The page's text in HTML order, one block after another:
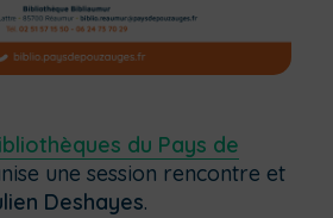
du Pays de
une session rencontre et
Deshayes.